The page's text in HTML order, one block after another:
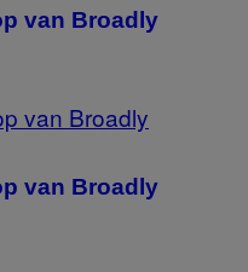
van Broadly
van Broadly